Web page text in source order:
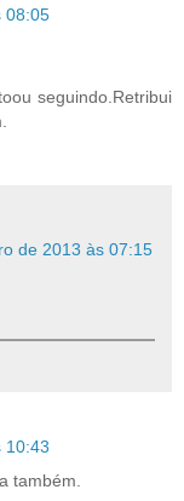
08:05
seguindo.Retribui
de 2013 às 07:15
10:43
também.